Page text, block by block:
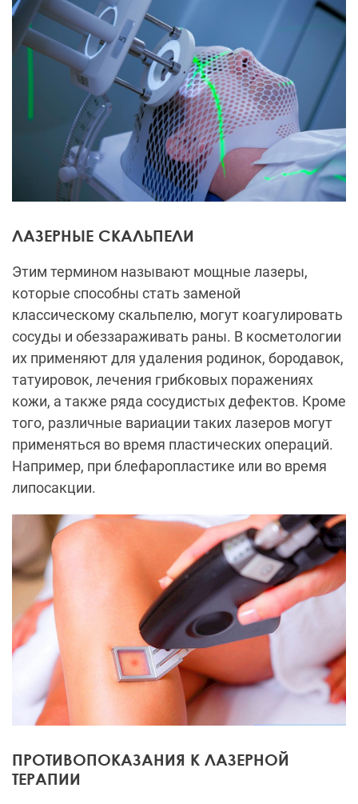
ЛАЗЕРНЫЕ СКАЛЬПЕЛИ
Этим термином называют мощные лазеры,
которые способны стать заменой
классическому скальпелю, могут коагулировать
сосуды и обеззараживать раны. В косметологии
их применяют для удаления родинок, бородавок,
татуировок, лечения грибковых поражениях
кожи, а также ряда сосудистых дефектов. Кроме
того, различные вариации таких лазеров могут
применяться во время пластических операций.
Например, при блефаропластике или во время
липосакции.
ПРОТИВОПОКАЗАНИЯ К ЛАЗЕРНОЙ
ТЕРАПИИ